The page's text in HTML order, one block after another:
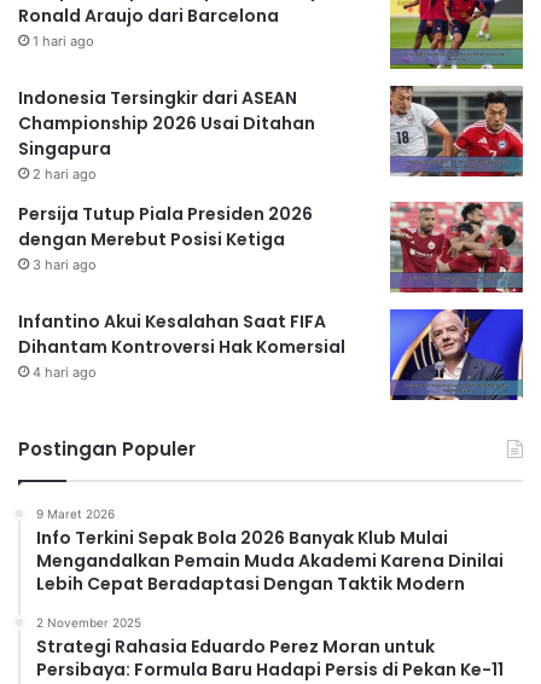
Ronald Araujo dari Barcelona
1 hari ago
Indonesia Tersingkir dari ASEAN
Championship 2026 Usai Ditahan
Singapura
2 hari ago
Persija Tutup Piala Presiden 2026
dengan Merebut Posisi Ketiga
3 hari ago
Infantino Akui Kesalahan Saat FIFA
Dihantam Kontroversi Hak Komersial
4 hari ago
Postingan Populer
9 Maret 2026
Info Terkini Sepak Bola 2026 Banyak Klub Mulai
Mengandalkan Pemain Muda Akademi Karena Dinilai
Lebih Cepat Beradaptasi Dengan Taktik Modern
2 November 2025
Strategi Rahasia Eduardo Perez Moran untuk
Persibaya: Formula Baru Hadapi Persis di Pekan Ke-11